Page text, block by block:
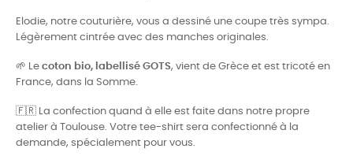
Elodie, notre couturière, vous a dessiné une coupe très sympa.
Légèrement cintrée avec des manches originales.
🌱 Le coton bio, labellisé GOTS, vient de Grèce et est tricoté en
France, dans la Somme.
🇫🇷 La confection quand à elle est faite dans notre propre
atelier à Toulouse. Votre tee-shirt sera confectionné à la
demande, spécialement pour vous.